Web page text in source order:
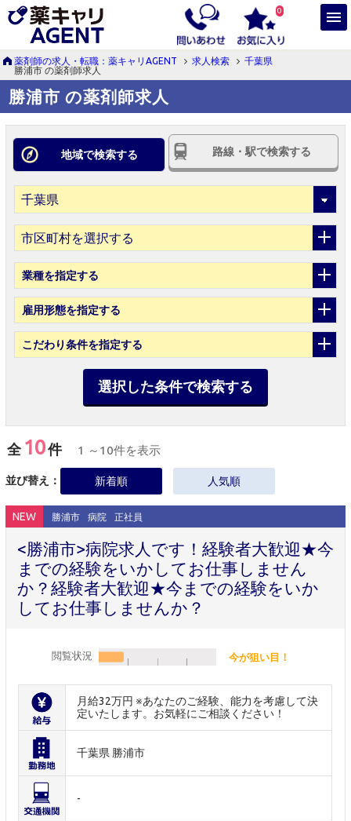
0
薬剤師の求人・転職：薬キャリAGENT 求人検索
千葉県
勝浦市 の薬剤師求人
勝浦市 の薬剤師求人
地域で検索する 路線・駅で検索する
市区町村を選択する
業種を指定する
雇用形態を指定する
こだわり条件を指定する
選択した条件で検索する
全 10件 1 ～10件を表示
並び替え： 新着順 人気順
NEW 勝浦市 病院 正社員
<勝浦市>病院求人です！経験者大歓迎★今
までの経験をいかしてお仕事しません
か？経験者大歓迎★今までの経験をいか
してお仕事しませんか？
閲覧状況 今が狙い目！
月給32万円 ※あなたのご経験、能力を考慮して決
定いたします。お気軽にご相談ください！
千葉県 勝浦市
-